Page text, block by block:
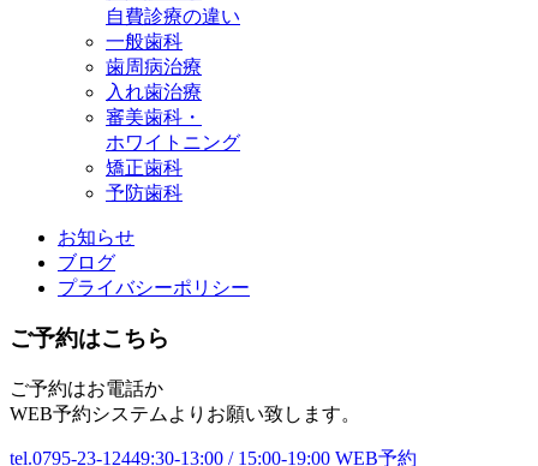
自費診療の違い​
一般歯科​
歯周病治療​
入れ歯治療​
審美歯科・
ホワイトニング
矯正歯科​
予防歯科​
お知らせ
ブログ
プライバシーポリシー
ご予約はこちら
ご予約はお電話か
WEB予約システムよりお願い致します。
tel.0795-23-12449:30-13:00 / 15:00-19:00 WEB予約